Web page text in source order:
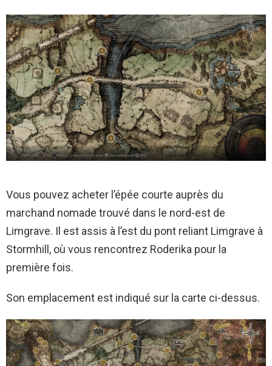
Vous pouvez acheter l’épée courte auprès du
marchand nomade trouvé dans le nord-est de
Limgrave. Il est assis à l’est du pont reliant Limgrave à
Stormhill, où vous rencontrez Roderika pour la
première fois.
Son emplacement est indiqué sur la carte ci-dessus.